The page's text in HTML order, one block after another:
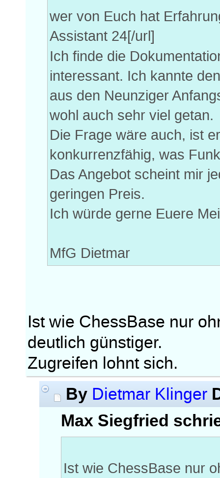
wer von Euch hat
Assistant 24[/url]
Ich finde die
interessant. Ich kannte
aus den Neunziger
wohl auch sehr viel getan.
Die Frage wäre auch, ist
konkurrenzfähig, was
Das Angebot scheint mir
geringen Preis.
Ich würde gerne Euere
MfG Dietmar
Ist wie ChessBase nur
deutlich günstiger.
Zugreifen lohnt sich.
By Dietmar Klinger
Max Siegfried
Ist wie ChessBase nur